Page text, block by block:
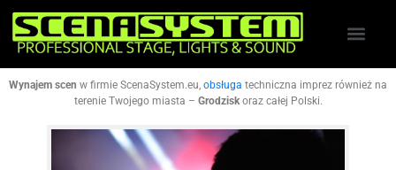
Wynajem scen w firmie ScenaSystem.eu, obsługa techniczna imprez również na
terenie Twojego miasta – Grodziskoraz całej Polski.